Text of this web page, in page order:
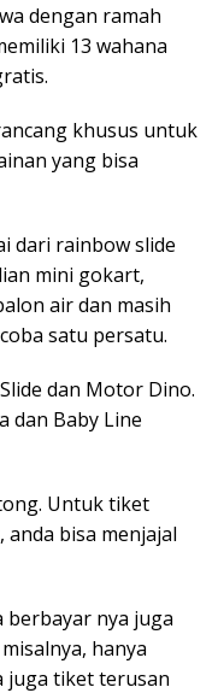
dengan ramah
13 wahana
khusus untuk
yang bisa
dari rainbow slide
mini gokart,
air dan masih
satu persatu.
dan Motor Dino.
dan Baby Line
Untuk tiket
anda bisa menjajal
berbayar nya juga
hanya
juga tiket terusan